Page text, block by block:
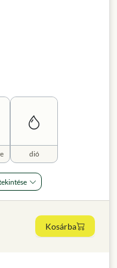
dió
Kosárba